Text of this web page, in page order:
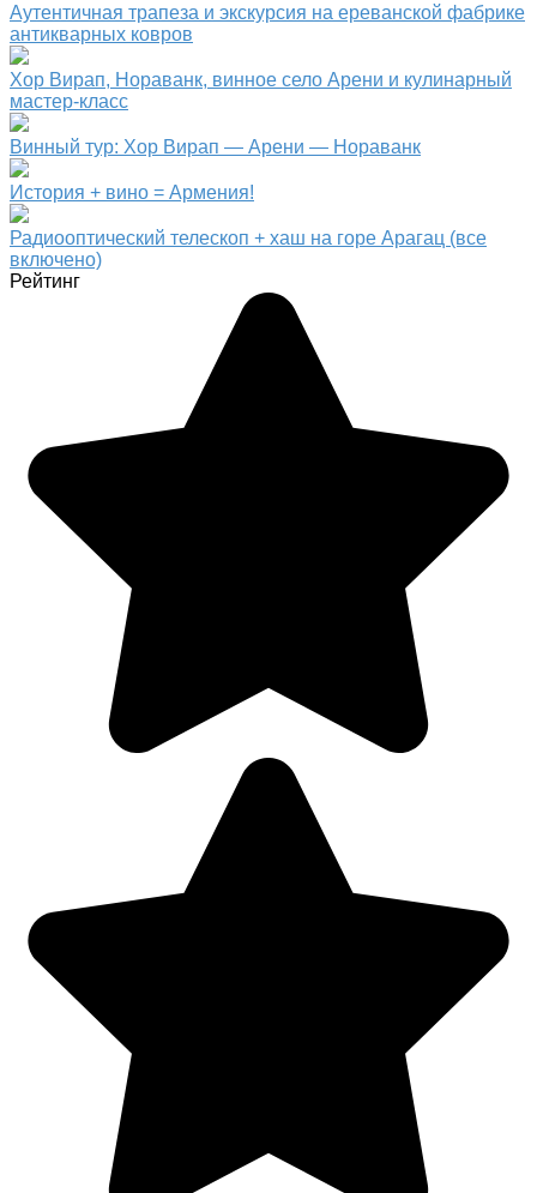
Аутентичная трапеза и экскурсия на ереванской фабрике
антикварных ковров
Хор Вирап, Нораванк, винное село Арени и кулинарный
мастер-класс
Винный тур: Хор Вирап — Арени — Нораванк
История + вино = Армения!
Радиооптический телескоп + хаш на горе Арагац (все
включено)
Рейтинг